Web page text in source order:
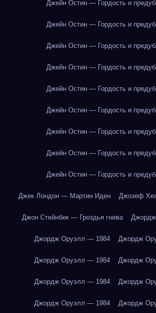
Джейн Остин — Гордость и
Джейн Остин — Гордость и
Джейн Остин — Гордость и
Джейн Остин — Гордость и
Джейн Остин — Гордость и
Джейн Остин — Гордость и
Джейн Остин — Гордость и
Джейн Остин — Гордость и
Джейн Остин — Гордость и
Джек Лондон — Мартин Иден Джозеф
Джон Стейнбек — Гроздья гнева
Джордж Оруэлл — 1984 Джордж
Джордж Оруэлл — 1984 Джордж
Джордж Оруэлл — 1984 Джордж
Джордж Оруэлл — 1984 Джордж